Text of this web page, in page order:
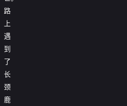
路
上
遇
到
了
长
颈
鹿